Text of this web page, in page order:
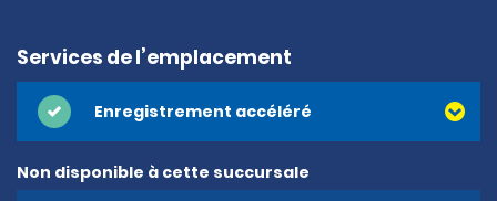
Services de l’emplacement
Enregistrement accéléré
Non disponible à cette succursale